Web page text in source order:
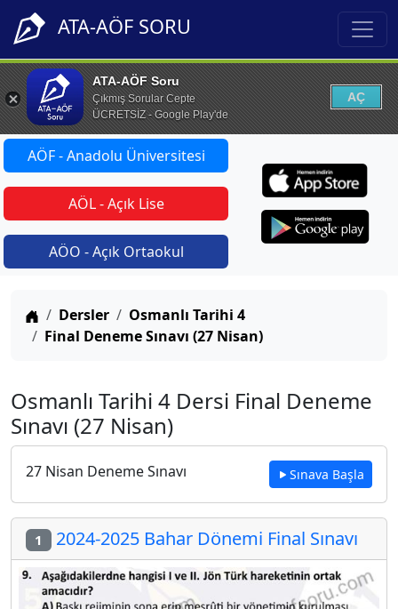
ATA-AÖF SORU
ATA-AÖF Soru
Çıkmış Sorular Cepte
ÜCRETSİZ - Google Play'de
AÇ
AÖF - Anadolu Üniversitesi
AÖL - Açık Lise
AÖO - Açık Ortaokul
Anasayfa
Dersler
Osmanlı Tarihi 4
Final Deneme Sınavı (27 Nisan)
Osmanlı Tarihi 4 Dersi Final Deneme
Sınavı (27 Nisan)
27 Nisan Deneme Sınavı Sınava Başla
1 2024-2025 Bahar Dönemi Final Sınavı